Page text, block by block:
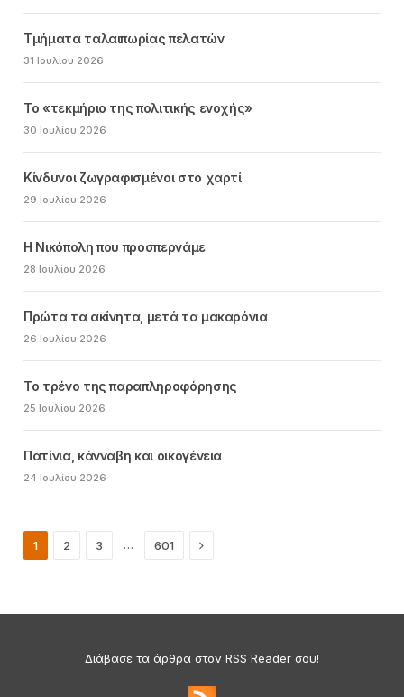
Τμήματα ταλαιπωρίας πελατών
31 Ιουλίου 2026
Το «τεκμήριο της πολιτικής ενοχής»
30 Ιουλίου 2026
Κίνδυνοι ζωγραφισμένοι στο χαρτί
29 Ιουλίου 2026
Η Νικόπολη που προσπερνάμε
28 Ιουλίου 2026
Πρώτα τα ακίνητα, μετά τα μακαρόνια
26 Ιουλίου 2026
Το τρένο της παραπληροφόρησης
25 Ιουλίου 2026
Πατίνια, κάνναβη και οικογένεια
24 Ιουλίου 2026
1 2 3 … 601 Next
Διάβασε τα άρθρα στον RSS Reader σου!